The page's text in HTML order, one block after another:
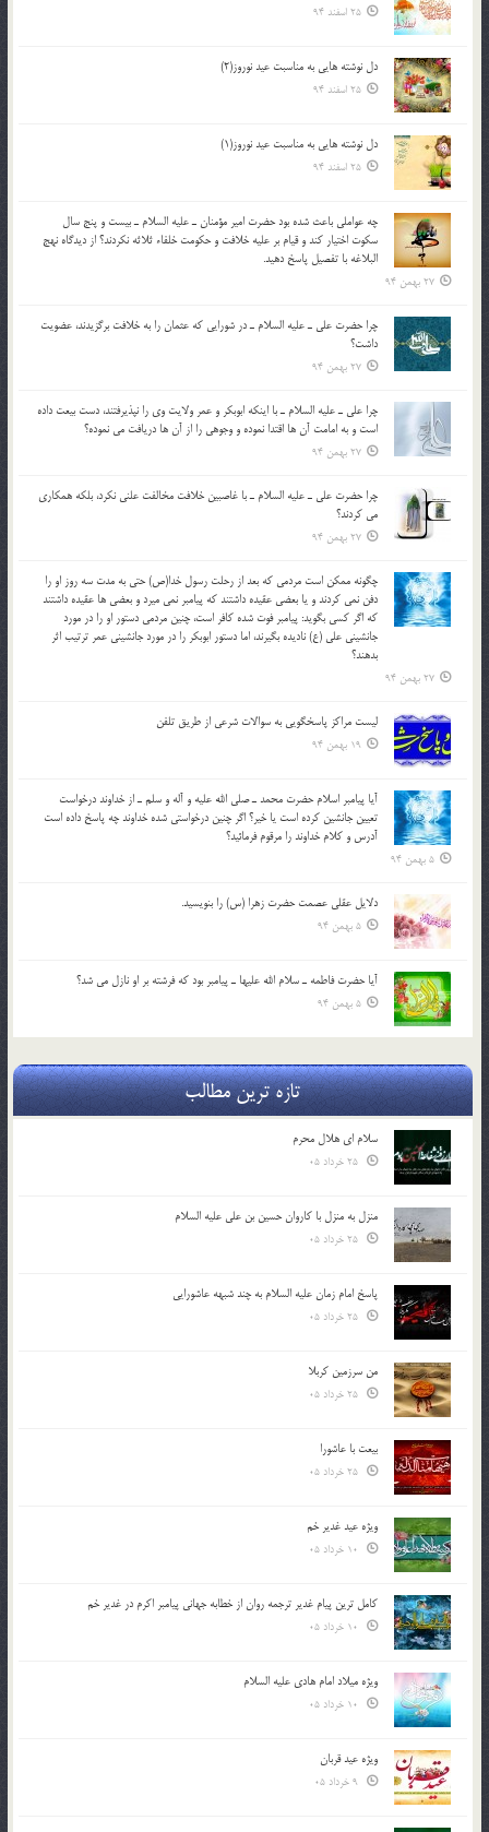
25 اسفند 94
دل نوشته هایی به مناسبت عید نوروز(2)
25 اسفند 94
دل نوشته هایی به مناسبت عید نوروز(1)
25 اسفند 94
چه عواملي باعث شده بود حضرت امير مؤمنان ـ عليه السلام ـ بيست و پنج سال
سکوت اختيار کند و قيام بر عليه خلافت و حکومت خلفاء ثلاثه نکردند؟ از ديدگاه نهج
البلاغه با تفصيل پاسخ دهيد.
27 بهمن 94
چرا حضرت علي ـ عليه السلام ـ در شورايي كه عثمان را به خلافت برگزيدند، عضويت
داشت؟
27 بهمن 94
چرا علي ـ عليه السلام ـ با اينكه ابوبكر و عمر ولايت وي را نپذيرفتند، دست بيعت داده
است و به امامت آن ها اقتدا نموده و وجوهي را از آن ها دريافت مي نموده؟
27 بهمن 94
چرا حضرت علي ـ عليه السلام ـ با غاصبين خلافت مخالفت علني نکرد، بلكه همكاري
مي کردند؟
27 بهمن 94
چگونه ممكن است مردمي كه بعد از رحلت رسول خدا(ص) حتی به مدت سه روز او را
دفن نمي كردند و یا بعضي عقيده داشتند كه پيامبر نمي ميرد و بعضي ها عقيده داشتند
كه اگر كسي بگويد: پيامبر فوت شده كافر است، چنین مردمی دستور او را در مورد
جانشيني علي (ع) ناديده بگيرند، اما دستور ابوبكر را در مورد جانشيني عمر ترتیب اثر
بدهند؟
27 بهمن 94
لیست مراکز پاسخگویی به سوالات شرعی از طریق تلفن
19 بهمن 94
آيا پيامبر اسلام حضرت محمد ـ صلي الله عليه و آله و سلم ـ از خداوند درخواست
تعيين جانشين کرده است يا خير؟ اگر چنين درخواستي شده خداوند چه پاسخ داده است
آدرس و کلام خداوند را مرقوم فرمائيد؟
5 بهمن 94
دلايل عقلي عصمت حضرت زهرا (س) را بنويسيد.
5 بهمن 94
آيا حضرت فاطمه ـ سلام الله عليها ـ پيامبر بود كه فرشته بر او نازل مي شد؟
5 بهمن 94
تازه ترین مطالب
سلام ای هلال محرم
منزل به منزل با کاروان حسین بن علی علیه السلام
پاسخ امام زمان علیه السلام به چند شبهه عاشورایی
من سرزمین کربلا
بیعت با عاشورا
ویژه عید غدیر خم
کامل ترین پیام غدیر ترجمه روان از خطابه جهانی پیامبر اکرم در غدیر خم
ویژه میلاد امام هادی علیه السلام
ویژه عید قربان